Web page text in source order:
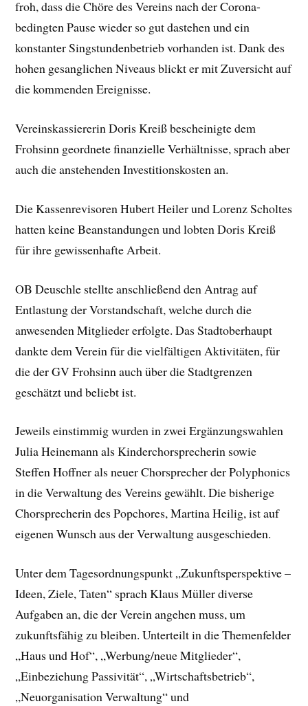
froh, dass die Chöre des Vereins nach der Corona-
bedingten Pause wieder so gut dastehen und ein
konstanter Singstundenbetrieb vorhanden ist. Dank des
hohen gesanglichen Niveaus blickt er mit Zuversicht auf
die kommenden Ereignisse.
Vereinskassiererin Doris Kreiß bescheinigte dem
Frohsinn geordnete finanzielle Verhältnisse, sprach aber
auch die anstehenden Investitionskosten an.
Die Kassenrevisoren Hubert Heiler und Lorenz Scholtes
hatten keine Beanstandungen und lobten Doris Kreiß
für ihre gewissenhafte Arbeit.
OB Deuschle stellte anschließend den Antrag auf
Entlastung der Vorstandschaft, welche durch die
anwesenden Mitglieder erfolgte. Das Stadtoberhaupt
dankte dem Verein für die vielfältigen Aktivitäten, für
die der GV Frohsinn auch über die Stadtgrenzen
geschätzt und beliebt ist.
Jeweils einstimmig wurden in zwei Ergänzungswahlen
Julia Heinemann als Kinderchorsprecherin sowie
Steffen Hoffner als neuer Chorsprecher der Polyphonics
in die Verwaltung des Vereins gewählt. Die bisherige
Chorsprecherin des Popchores, Martina Heilig, ist auf
eigenen Wunsch aus der Verwaltung ausgeschieden.
Unter dem Tagesordnungspunkt „Zukunftsperspektive –
Ideen, Ziele, Taten“ sprach Klaus Müller diverse
Aufgaben an, die der Verein angehen muss, um
zukunftsfähig zu bleiben. Unterteilt in die Themenfelder
„Haus und Hof“, „Werbung/neue Mitglieder“,
„Einbeziehung Passivität“, „Wirtschaftsbetrieb“,
„Neuorganisation Verwaltung“ und